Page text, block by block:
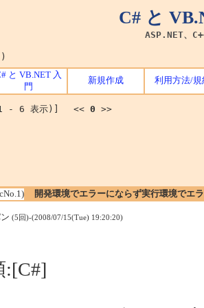
C# と
ASP.NET、
と VB.NET 入
門
新規作成 利用方法/規
(1 - 6 表示)] << 0 >>
開発環境でエラーにならず実行環境でエ
(5回)-(2008/07/15(Tue) 19:20:20)
:[C#]